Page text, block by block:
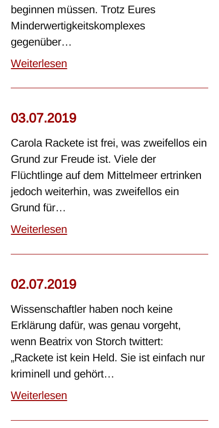
beginnen müssen. Trotz Eures
Minderwertigkeitskomplexes
gegenüber…
Weiterlesen
03.07.2019
Carola Rackete ist frei, was zweifellos ein
Grund zur Freude ist. Viele der
Flüchtlinge auf dem Mittelmeer ertrinken
jedoch weiterhin, was zweifellos ein
Grund für…
Weiterlesen
02.07.2019
Wissenschaftler haben noch keine
Erklärung dafür, was genau vorgeht,
wenn Beatrix von Storch twittert:
„Rackete ist kein Held. Sie ist einfach nur
kriminell und gehört…
Weiterlesen